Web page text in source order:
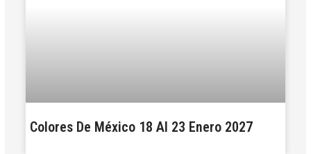
Colores De México 18 Al 23 Enero 2027